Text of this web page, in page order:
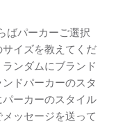
ばパーカーご選択
イズを教えてくだ
ンダムにブランド
ドパーカーのスタ
ーカーのスタイル
ッセージを送って